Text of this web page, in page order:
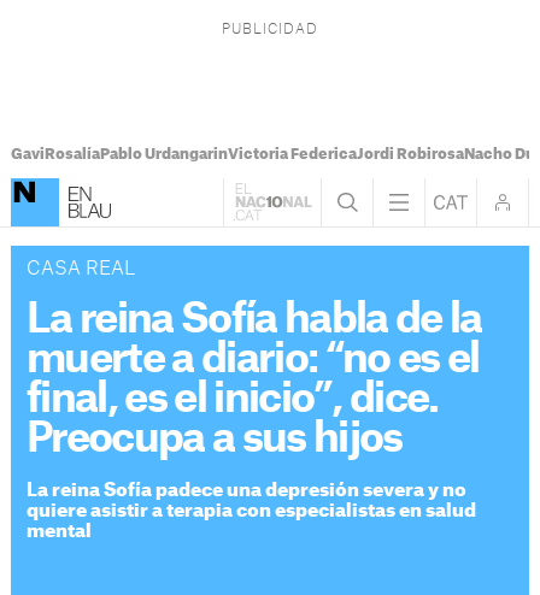
Gavi RosalíaPablo UrdangarinVictoria FedericaJordi RobirosaNacho
CASA REAL
La reina Sofía habla de la
muerte a diario: “no es el
final, es el inicio”, dice.
Preocupa a sus hijos
La reina Sofía padece una depresión severa y no
quiere asistir a terapia con especialistas en salud
mental